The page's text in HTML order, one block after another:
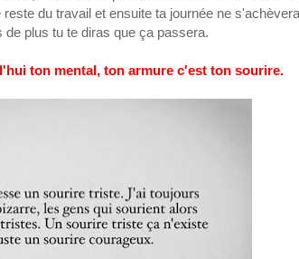
du travail et ensuite ta journée ne
de plus tu te diras que ça passera.
ton mental, ton armure c'est ton sourire.